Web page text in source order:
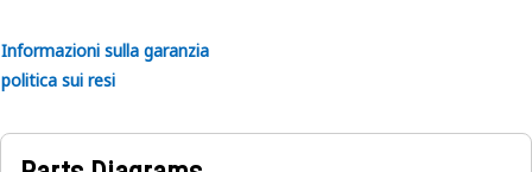
Informazioni sulla garanzia
politica sui resi